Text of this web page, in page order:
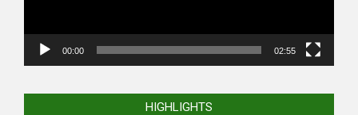
00:00 02:55
HIGHLIGHTS